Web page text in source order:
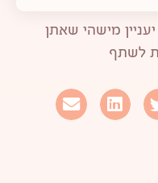
מישהי שאתן
לשתף